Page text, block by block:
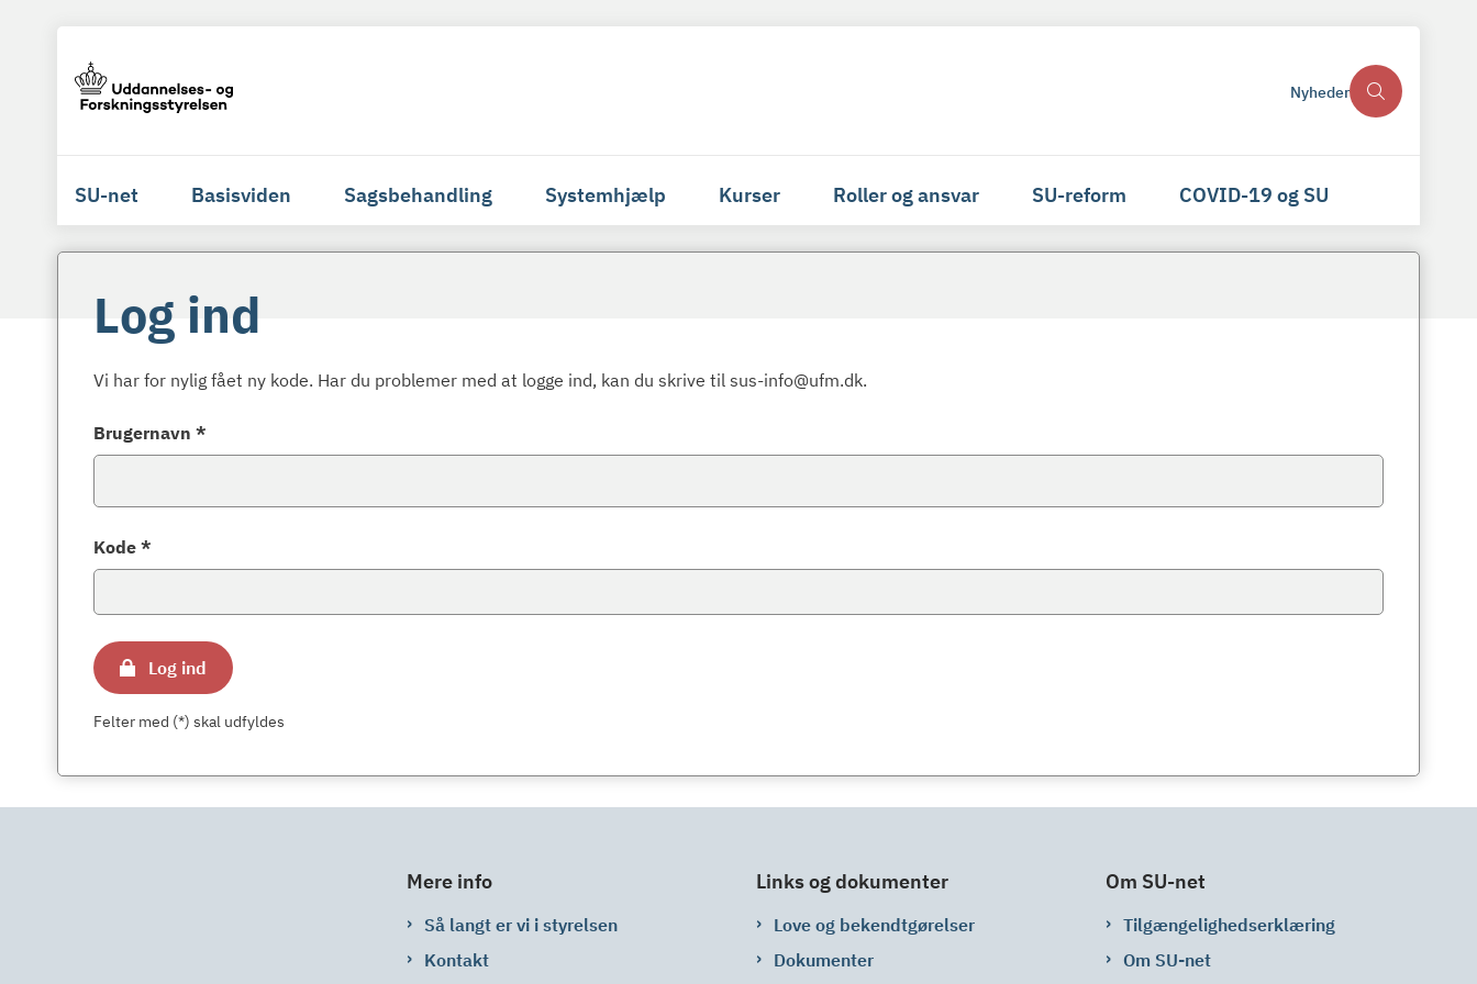
Nyheder
SU-net Basisviden Sagsbehandling Systemhjælp Kurser Roller og ansvar SU-reform COVID-19 og SU
Log ind
Vi har for nylig fået ny kode. Har du problemer med at logge ind, kan du skrive til sus-info@ufm.dk.
Brugernavn *
Kode *
Log ind
Felter med (*) skal udfyldes
Mere info
Så langt er vi i styrelsen
Kontakt
Links og dokumenter
Love og bekendtgørelser
Dokumenter
Om SU-net
Tilgængelighedserklæring
Om SU-net